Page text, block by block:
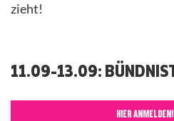
zieht!
11.09-13.09:
HIER ANMELDEN!